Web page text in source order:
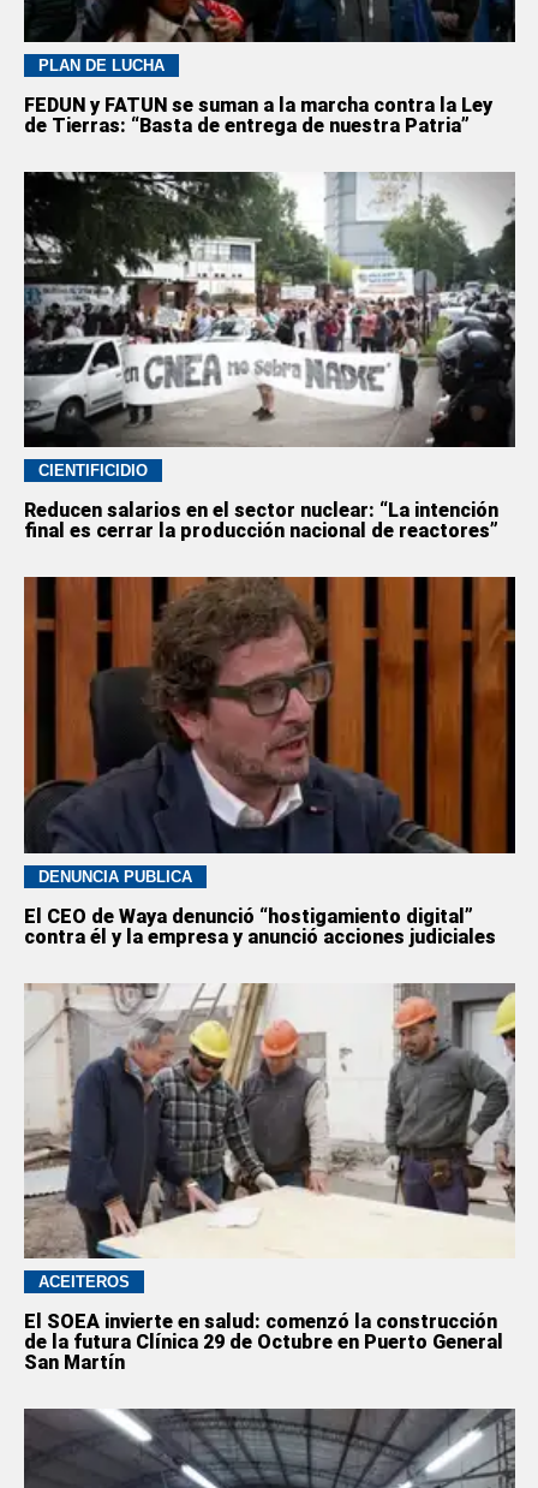
PLAN DE LUCHA
FEDUN y FATUN se suman a la marcha contra la Ley
de Tierras: “Basta de entrega de nuestra Patria”
CIENTIFICIDIO
Reducen salarios en el sector nuclear: “La intención
final es cerrar la producción nacional de reactores”
DENUNCIA PÚBLICA
El CEO de Waya denunció “hostigamiento digital”
contra él y la empresa y anunció acciones judiciales
ACEITEROS
El SOEA invierte en salud: comenzó la construcción
de la futura Clínica 29 de Octubre en Puerto General
San Martín